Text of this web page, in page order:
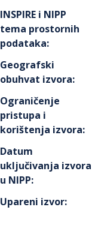
INSPIRE i NIPP
tema prostornih
podataka:
Geografski
obuhvat izvora:
Ograničenje
pristupa i
korištenja izvora:
Datum
uključivanja izvora
u NIPP:
Upareni izvor: